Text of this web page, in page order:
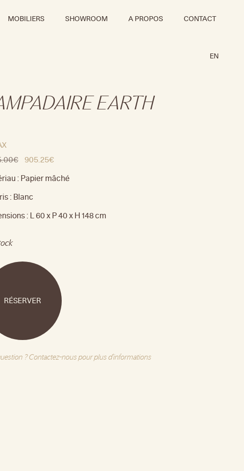
MOBILIERS SHOWROOM A PROPOS CONTACT
EN
EARTH
€ 905.25€
: Papier mâché
: Blanc
: L 60 x P 40 x H 148 cm
RÉSERVER
? Contactez-nous pour plus d'informations